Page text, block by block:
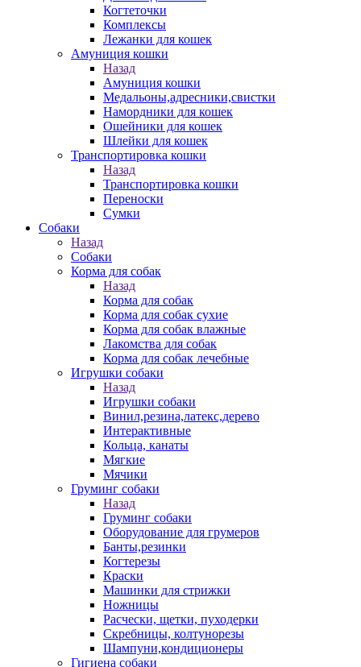
Когтеточки
Комплексы
Лежанки для кошек
Амуниция кошки
Назад
Амуниция кошки
Медальоны,адресники,свистки
Намордники для кошек
Ошейники для кошек
Шлейки для кошек
Транспортировка кошки
Назад
Транспортировка кошки
Переноски
Сумки
Собаки
Назад
Собаки
Корма для собак
Назад
Корма для собак
Корма для собак сухие
Корма для собак влажные
Лакомства для собак
Корма для собак лечебные
Игрушки собаки
Назад
Игрушки собаки
Винил,резина,латекс,дерево
Интерактивные
Кольца, канаты
Мягкие
Мячики
Груминг собаки
Назад
Груминг собаки
Оборудование для грумеров
Банты,резинки
Когтерезы
Краски
Машинки для стрижки
Ножницы
Расчески, щетки, пуходерки
Скребницы, колтунорезы
Шампуни,кондиционеры
Гигиена собаки